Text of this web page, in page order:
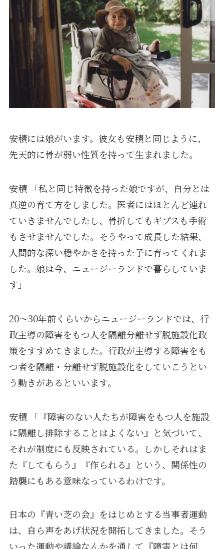
安積には娘がいます。彼女も安積と同じように、
先天的に骨が弱い性質を持って生まれました。
安積 「私と同じ特徴を持った娘ですが、自分とは
真逆の育て方をしました。医者にはほとんど連れ
ていきませんでしたし、骨折してもギプスも手術
もさせませんでした。そうやって成長した結果、
人間的な深い穏やかさを持った子に育ってくれま
した。娘は今、ニュージーランドで暮らしていま
す」
20〜30年前くらいからニュージーランドでは、行
政主導の障害をもつ人を隔離分離せず脱施設化政
策をすすめてきました。行政が主導する障害をも
つ者を隔離・分離せず脱施設化をしていこうとい
う動きがあるといいます。
安積 「『障害のない人たちが障害をもつ人を施設
に隔離し排除することはよくない』と気づいて、
それが制度にも反映されている。しかしそれはま
た『してもらう』『作られる』という、関係性の
踏襲にもある意味なっているわけです。
日本の『青い芝の会』をはじめとする当事者運動
は、自ら声をあげ状況を開拓してきました。そう
いった運動や議論なんかを通して『障害とは何